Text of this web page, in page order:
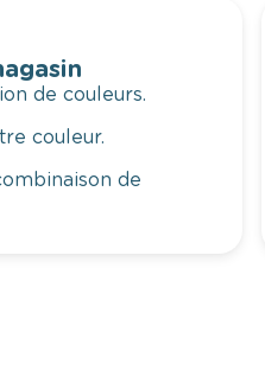
de couleurs.
couleur.
de